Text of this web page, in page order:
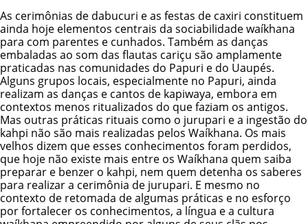
As cerimônias de dabucuri e as festas de caxiri constituem
ainda hoje elementos centrais da sociabilidade waíkhana
para com parentes e cunhados. Também as danças
embaladas ao som das flautas cariçu são amplamente
praticadas nas comunidades do Papuri e do Uaupés.
Alguns grupos locais, especialmente no Papuri, ainda
realizam as danças e cantos de kapiwaya, embora em
contextos menos ritualizados do que faziam os antigos.
Mas outras práticas rituais como o jurupari e a ingestão do
kahpi não são mais realizadas pelos Waíkhana. Os mais
velhos dizem que esses conhecimentos foram perdidos,
que hoje não existe mais entre os Waíkhana quem saiba
preparar e benzer o kahpi, nem quem detenha os saberes
para realizar a cerimônia de jurupari. E mesmo no
contexto de retomada de algumas práticas e no esforço
por fortalecer os conhecimentos, a língua e a cultura